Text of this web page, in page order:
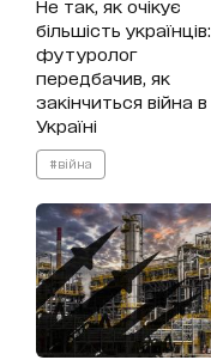
Не так, як очікує
більшість українців:
футуролог
передбачив, як
закінчиться війна в
Україні
#війна